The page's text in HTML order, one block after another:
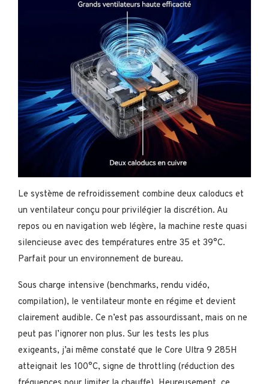
Le système de refroidissement combine deux caloducs et
un ventilateur conçu pour privilégier la discrétion. Au
repos ou en navigation web légère, la machine reste quasi
silencieuse avec des températures entre 35 et 39°C.
Parfait pour un environnement de bureau.
Sous charge intensive (benchmarks, rendu vidéo,
compilation), le ventilateur monte en régime et devient
clairement audible. Ce n’est pas assourdissant, mais on ne
peut pas l’ignorer non plus. Sur les tests les plus
exigeants, j’ai même constaté que le Core Ultra 9 285H
atteignait les 100°C, signe de throttling (réduction des